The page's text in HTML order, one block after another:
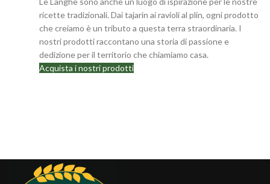
ricette tradizionali. Dai tajarin ai ravioli al plin, ogni prodotto
che creiamo è un tributo a questa terra straordinaria. I
nostri prodotti raccontano una storia di passione e
dedizione per il territorio che chiamiamo casa.
Acquista i nostri prodotti